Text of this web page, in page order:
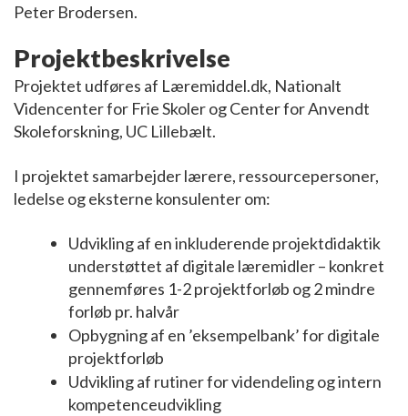
Peter Brodersen.
Projektbeskrivelse
Projektet udføres af Læremiddel.dk, Nationalt
Videncenter for Frie Skoler og Center for Anvendt
Skoleforskning, UC Lillebælt.
I projektet samarbejder lærere, ressourcepersoner,
ledelse og eksterne konsulenter om:
Udvikling af en inkluderende projektdidaktik
understøttet af digitale læremidler – konkret
gennemføres 1-2 projektforløb og 2 mindre
forløb pr. halvår
Opbygning af en ’eksempelbank’ for digitale
projektforløb
Udvikling af rutiner for videndeling og intern
kompetenceudvikling